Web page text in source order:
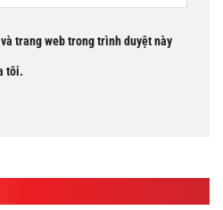
trang web trong trình duyệt này
tôi.